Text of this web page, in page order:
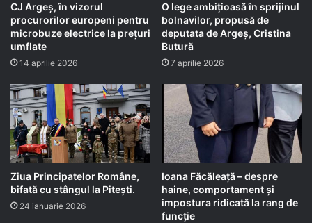
CJ Argeș, în vizorul
procurorilor europeni pentru
microbuze electrice la prețuri
umflate
14 aprilie 2026
O lege ambițioasă în sprijinul
bolnavilor, propusă de
deputata de Argeș, Cristina
Butură
7 aprilie 2026
Ziua Principatelor Române,
bifată cu stângul la Pitești.
24 ianuarie 2026
Ioana Făcăleață – despre
haine, comportament și
impostura ridicată la rang de
funcție